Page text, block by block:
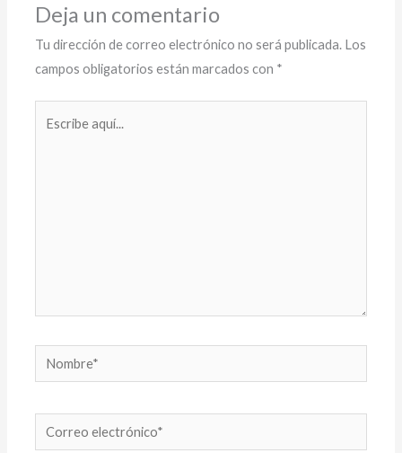
Deja un comentario
Tu dirección de correo electrónico no será publicada. Los
campos obligatorios están marcados con *
Nombre*
Correo
electrónico*